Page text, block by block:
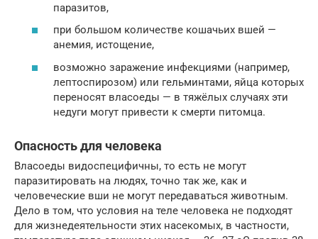
паразитов,
при большом количестве кошачьих вшей —
анемия, истощение,
возможно заражение инфекциями (например,
лептоспирозом) или гельминтами, яйца которых
переносят власоеды — в тяжёлых случаях эти
недуги могут привести к смерти питомца.
Опасность для человека
Власоеды видоспецифичны, то есть не могут
паразитировать на людях, точно так же, как и
человеческие вши не могут передаваться животным.
Дело в том, что условия на теле человека не подходят
для жизнедеятельности этих насекомых, в частности,